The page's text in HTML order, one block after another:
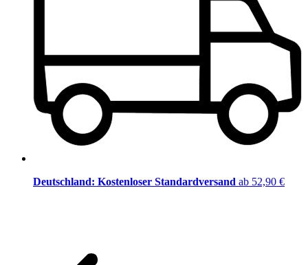
Deutschland: Kostenloser Standardversand ab 52,90 €